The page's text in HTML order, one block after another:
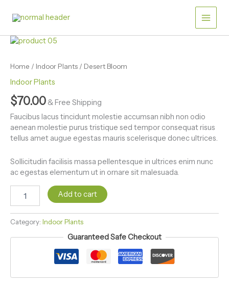
Home / Indoor Plants / Desert Bloom
Indoor Plants
$70.00 & Free Shipping
Faucibus lacus tincidunt molestie accumsan nibh non odio
aenean molestie purus tristique sed tempor consequat risus
tellus amet augue egestas mauris scelerisque donec ultrices.
Sollicitudin facilisis massa pellentesque in ultrices enim nunc
ac egestas elementum ut in ornare sit malesuada.
Desert
Add to cart
Category: Indoor Plants
Guaranteed Safe Checkout